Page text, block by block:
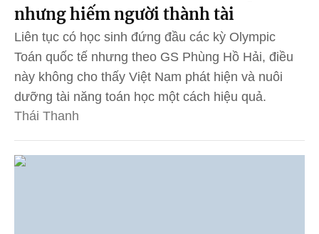
nhưng hiếm người thành tài
Liên tục có học sinh đứng đầu các kỳ Olympic
Toán quốc tế nhưng theo GS Phùng Hồ Hải, điều
này không cho thấy Việt Nam phát hiện và nuôi
dưỡng tài năng toán học một cách hiệu quả.
Thái Thanh